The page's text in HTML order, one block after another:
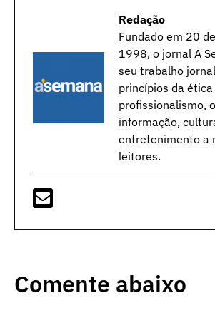
Redação
Fundado em 20
1998, o jornal A
seu trabalho
princípios da ética
profissionalismo,
informação,
entretenimento a
leitores.
Comente abaixo